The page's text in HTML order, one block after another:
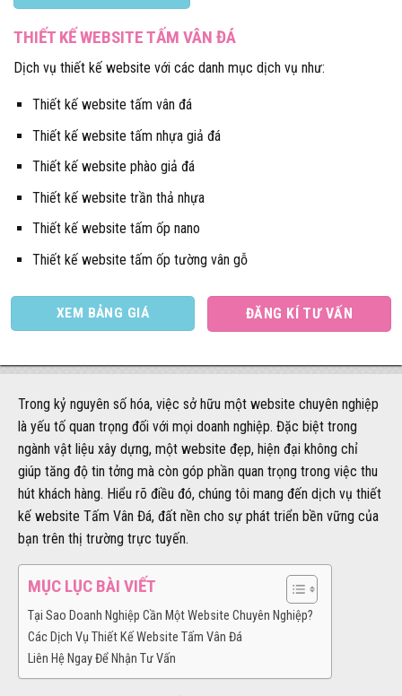
THIẾT KẾ WEBSITE TẤM VÂN ĐÁ
Dịch vụ thiết kế website với các danh mục dịch vụ như:
Thiết kế website tấm vân đá
Thiết kế website tấm nhựa giả đá
Thiết kế website phào giả đá
Thiết kế website trần thả nhựa
Thiết kế website tấm ốp nano
Thiết kế website tấm ốp tường vân gỗ
XEM BẢNG GIÁ ĐĂNG KÍ TƯ VẤN
Trong kỷ nguyên số hóa, việc sở hữu một website chuyên nghiệp
là yếu tố quan trọng đối với mọi doanh nghiệp. Đặc biệt trong
ngành vật liệu xây dựng, một website đẹp, hiện đại không chỉ
giúp tăng độ tin tởng mà còn góp phần quan trọng trong việc thu
hút khách hàng. Hiểu rõ điều đó, chúng tôi mang đến dịch vụ thiết
kế website Tấm Vân Đá, đất nền cho sự phát triển bền vững của
bạn trên thị trường trực tuyến.
MỤC LỤC BÀI VIẾT
Tại Sao Doanh Nghiệp Cần Một Website Chuyên Nghiệp?
Các Dịch Vụ Thiết Kế Website Tấm Vân Đá
Liên Hệ Ngay Để Nhận Tư Vấn